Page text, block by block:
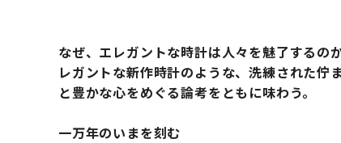
なぜ、エレガントな時計は人々を魅了するの
レガントな新作時計のような、洗練された
と豊かな心をめぐる論考をともに味わう。
一万年のいまを刻む